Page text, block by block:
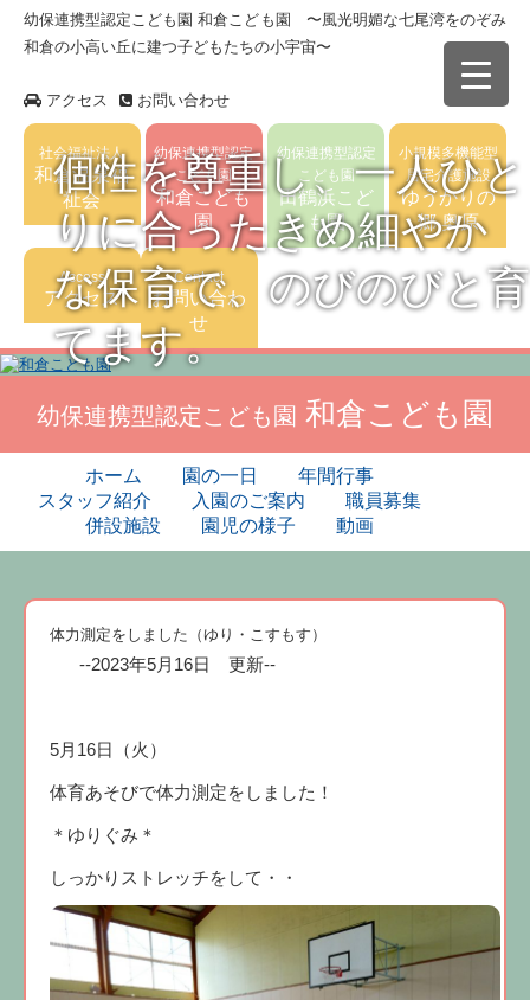
幼保連携型認定こども園 和倉こども園 〜風光明媚な七尾湾をのぞみ
和倉の小高い丘に建つ子どもたちの小宇宙〜
アクセス お問い合わせ
社会福祉法人
和倉温泉福
祉会
幼保連携型認定
こども園
和倉こども
園
幼保連携型認定
こども園
田鶴浜こど
も園
小規模多機能型
居宅介護施設
ゆうかりの
郷 奥原
Access
アクセス
Contact
お問い合わ
せ
個性を尊重し、一人ひと
りに合ったきめ細やか
な保育で、のびのびと育
てます。
幼保連携型認定こども園 和倉こども園
ホーム 園の一日
年間行事
スタッフ紹介
入園のご案内
職員募集
併設施設
園児の様子 動画
体力測定をしました（ゆり・こすもす）
--2023年5月16日 更新--
5月16日（火）
体育あそびで体力測定をしました！
＊ゆりぐみ＊
しっかりストレッチをして・・